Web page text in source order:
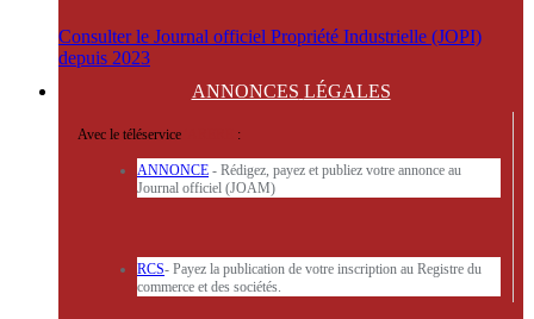
Consulter le Journal officiel Propriété Industrielle (JOPI)
depuis 2023
ANNONCES LÉGALES
Avec le téléservice :
ANNONCE - Rédigez, payez et publiez votre annonce au
Journal officiel (JOAM)
RCS- Payez la publication de votre inscription au Registre du
commerce et des sociétés.